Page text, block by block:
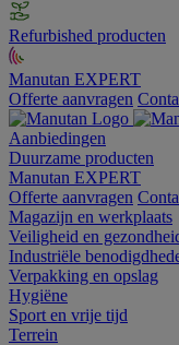
Refurbished producten
Manutan EXPERT
Offerte aanvragen
Aanbiedingen
Duurzame producten
Manutan EXPERT
Offerte aanvragen
Magazijn en werkplaats
Veiligheid en
Industriële
Verpakking en opslag
Hygiëne
Sport en vrije tijd
Terrein